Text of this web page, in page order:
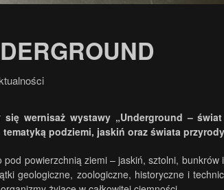
wernisaż wystawy „Underground –
podziemi, jaskiń oraz świata
powierzchnią ziemi – jaskiń, sztolni, bunkrów
geologiczne, zoologiczne, historyczne i